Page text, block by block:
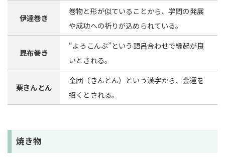
伊達巻き
巻物と形が似ていることから、学問の発展
や成功への祈りが込められている。
昆布巻き
“よろこんぶ”という語呂合わせで縁起が良
いとされる。
栗きんとん
金団（きんとん）という漢字から、金運を
招くとされる。
焼き物